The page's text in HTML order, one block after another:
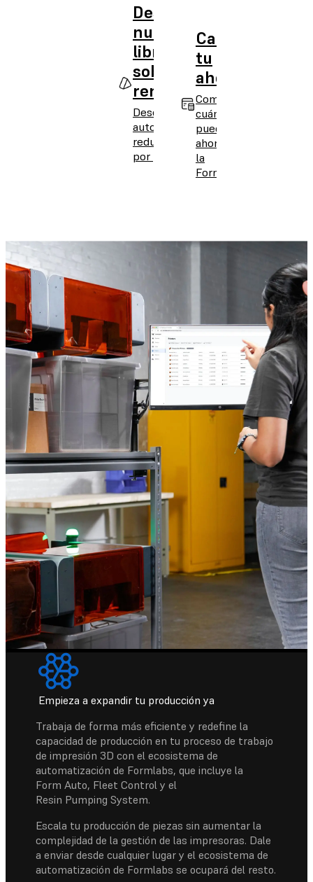
Descarga
nuestro
libro blanco
sobre la
rentabilidad
Descubre cómo la
automatización
reduce el coste
por pieza
Calcula
tu
ahorro
Comprueba
cuánto
puedes
ahorrar con
la
Form Auto.
Empieza a expandir tu producción ya
Trabaja de forma más eficiente y redefine la
capacidad de producción en tu proceso de trabajo
de impresión 3D con el ecosistema de
automatización de Formlabs, que incluye la
Form Auto, Fleet Control y el
Resin Pumping System.
Escala tu producción de piezas sin aumentar la
complejidad de la gestión de las impresoras. Dale
a enviar desde cualquier lugar y el ecosistema de
automatización de Formlabs se ocupará del resto.